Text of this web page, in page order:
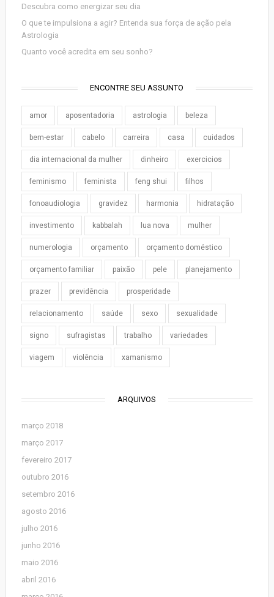
Descubra como energizar seu dia
O que te impulsiona a agir? Entenda sua força de ação pela
Astrologia
Quanto você acredita em seu sonho?
ENCONTRE SEU ASSUNTO
amor aposentadoria astrologia beleza
bem-estar cabelo carreira casa cuidados
dia internacional da mulher dinheiro exercicios
feminismo feminista feng shui filhos
fonoaudiologia gravidez harmonia hidratação
investimento kabbalah lua nova mulher
numerologia orçamento orçamento doméstico
orçamento familiar paixão pele planejamento
prazer previdência prosperidade
relacionamento saúde sexo sexualidade
signo sufragistas trabalho variedades
viagem violência xamanismo
ARQUIVOS
março 2018
março 2017
fevereiro 2017
outubro 2016
setembro 2016
agosto 2016
julho 2016
junho 2016
maio 2016
abril 2016